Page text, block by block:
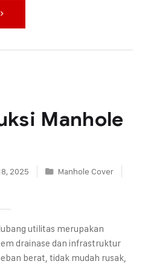
Manhole
2025
Manhole Cover
utilitas merupakan
drainase dan infrastruktur
berat, tidak mudah rusak,